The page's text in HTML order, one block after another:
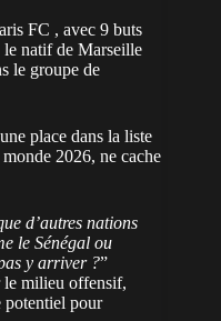
FC , avec 9 buts
le natif de Marseille
le groupe de
place dans la liste
2026, ne cache
d’autres nations
le Sénégal ou
y arriver ?”
le milieu offensif,
potentiel pour